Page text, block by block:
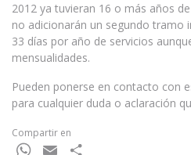
2012 ya tuvieran 16 o más años
no adicionarán un segundo tramo
33 días por año de servicios
mensualidades.
Pueden ponerse en contacto con
para cualquier duda o aclaración
Compartir en
WhatsApp
Email